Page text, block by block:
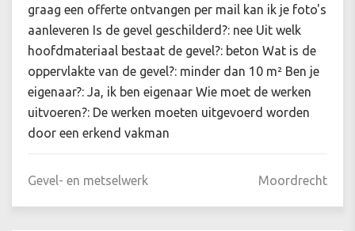
graag een offerte ontvangen per mail kan ik je foto's
aanleveren Is de gevel geschilderd?: nee Uit welk
hoofdmateriaal bestaat de gevel?: beton Wat is de
oppervlakte van de gevel?: minder dan 10 m² Ben je
eigenaar?: Ja, ik ben eigenaar Wie moet de werken
uitvoeren?: De werken moeten uitgevoerd worden
door een erkend vakman
Gevel- en metselwerk Moordrecht